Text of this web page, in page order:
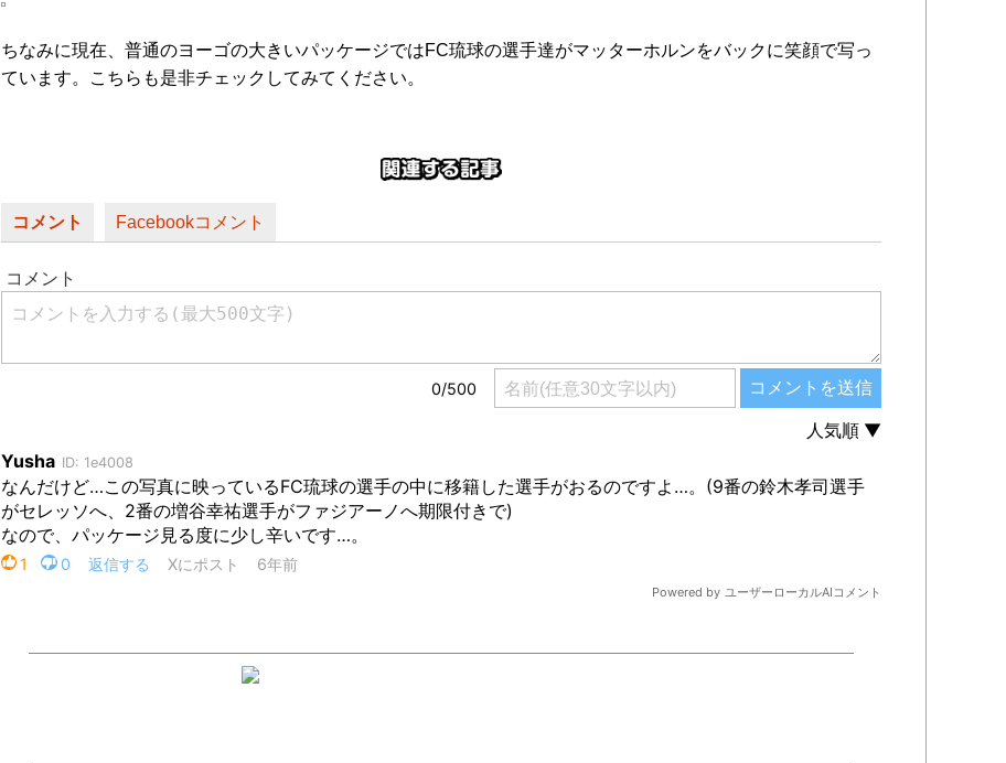
ちなみに現在、普通のヨーゴの大きいパッケージではFC琉球の選手達がマッターホルンをバックに笑顔で写っ
ています。こちらも是非チェックしてみてください。
コメント Facebookコメント